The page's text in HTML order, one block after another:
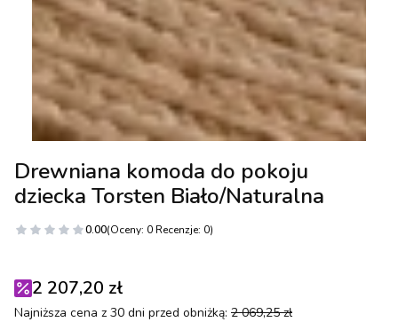
Drewniana komoda do pokoju
dziecka Torsten Biało/Naturalna
0.00(Oceny: 0 Recenzje: 0)
2 207,20 zł
Najniższa cena z 30 dni przed obniżką: 2 069,25 zł